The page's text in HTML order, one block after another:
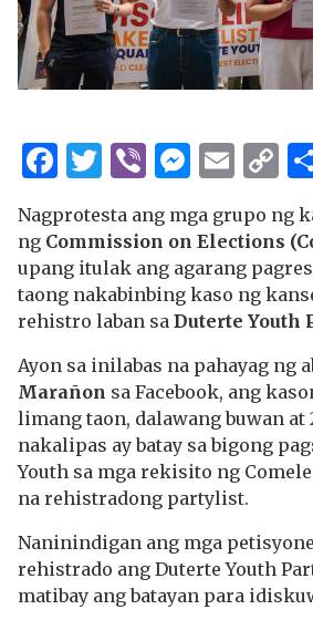
Facebook
Twitter
Viber
Nagprotesta ang mga grupo ng
ng Commission on Elections
upang itulak ang agarang
taong nakabinbing kaso ng
rehistro laban sa Duterte Youth
Ayon sa inilabas na pahayag ng
Marañon sa Facebook, ang
limang taon, dalawang buwan at
nakalipas ay batay sa bigong
Youth sa mga rekisito ng
na rehistradong partylist.
Naninindigan ang mga
rehistrado ang Duterte Youth
matibay ang batayan para